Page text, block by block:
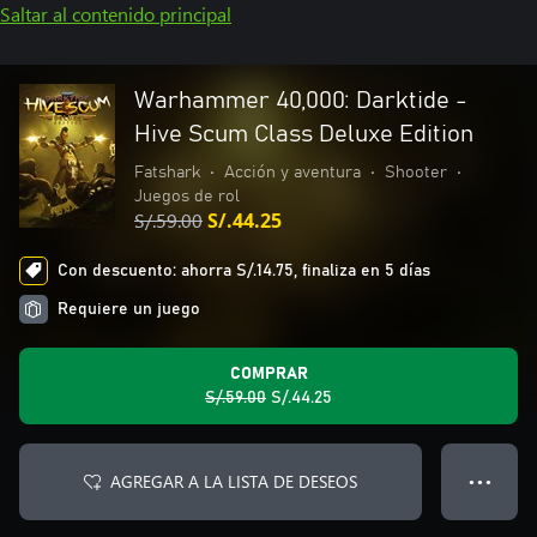
Saltar al contenido principal
Warhammer 40,000: Darktide -
Hive Scum Class Deluxe Edition
Fatshark • Acción y aventura • Shooter
•
Juegos de rol
S/.59.00S/.44.25
Con descuento: ahorra S/.14.75, finaliza en 5 días
Requiere un juego
COMPRAR
S/.59.00 S/.44.25
AGREGAR A LA LISTA DE DESEOS ● ● ●